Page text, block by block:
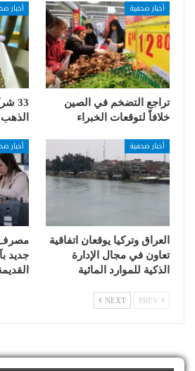
أخبار صحفية
تراجع التضخم في الصين
خلافاً لتوقعات الخبراء
أخبار
33
أخبار صحفية
العراق وتركيا يوقعان اتفاقية
تعاون في مجال الإدارة
الذكية للموارد المائية
أخبار
مصرف
جديد
NEXT